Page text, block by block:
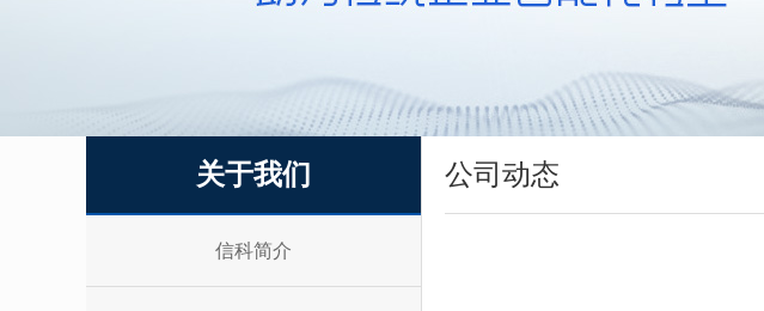
关于我们
信科简介
公司动态